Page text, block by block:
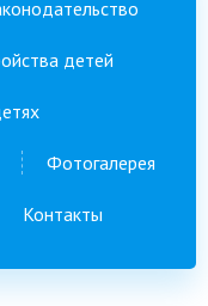
детей
Фотогалерея
Контакты